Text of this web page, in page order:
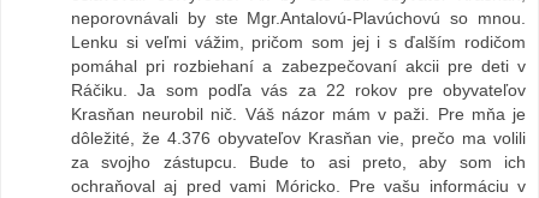
neporovnávali by ste Mgr.Antalovú-Plavúchovú so mnou.
Lenku si veľmi vážim, pričom som jej i s ďalším rodičom
pomáhal pri rozbiehaní a zabezpečovaní akcii pre deti v
Ráčiku. Ja som podľa vás za 22 rokov pre obyvateľov
Krasňan neurobil nič. Váš názor mám v paži. Pre mňa je
dôležité, že 4.376 obyvateľov Krasňan vie, prečo ma volili
za svojho zástupcu. Bude to asi preto, aby som ich
ochraňoval aj pred vami Móricko. Pre vašu informáciu v